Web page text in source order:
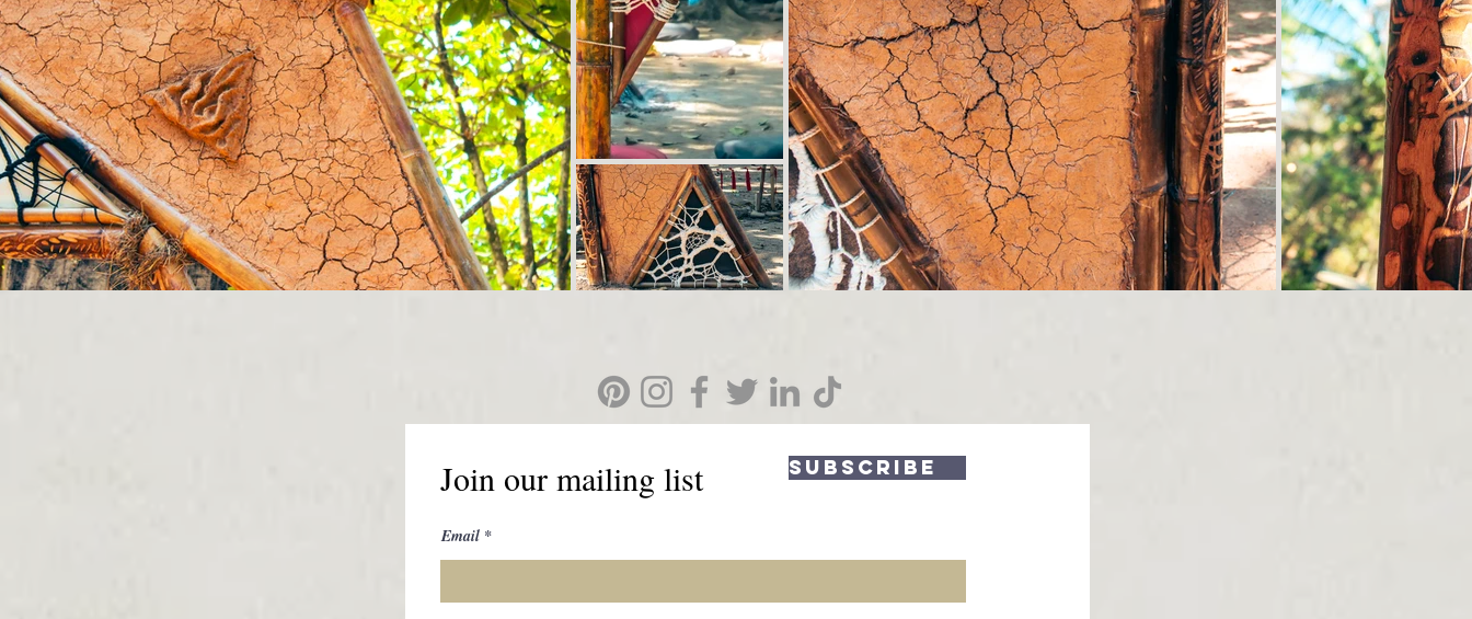
Join our mailing list Subscribe
Email